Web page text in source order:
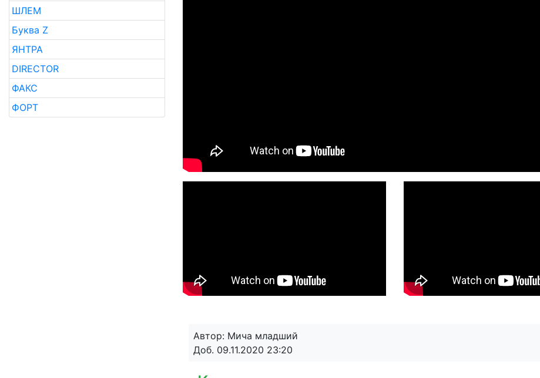
ШЛЕМ
Буква Z
ЯНТРА
DIRECTOR
ФАКС
ФОРТ
Автор: Мича младший
Доб. 09.11.2020 23:20